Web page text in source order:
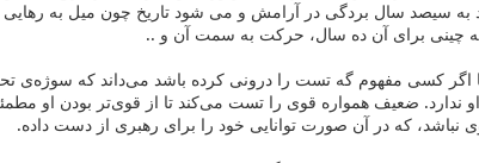
سیصد سال بردگی در آرامش و می شود تاریخ چون میل به رهایی
چینی برای آن ده سال، حرکت به سمت آن و ..
اگر کسی مفهوم گه تست را درونی کرده باشد می‌داند که
ندارد. ضعیف همواره قوی را تست می‌کند تا از قوی‌تر بودن او
که در آن صورت توانایی خود را برای رهبری از دست داده.